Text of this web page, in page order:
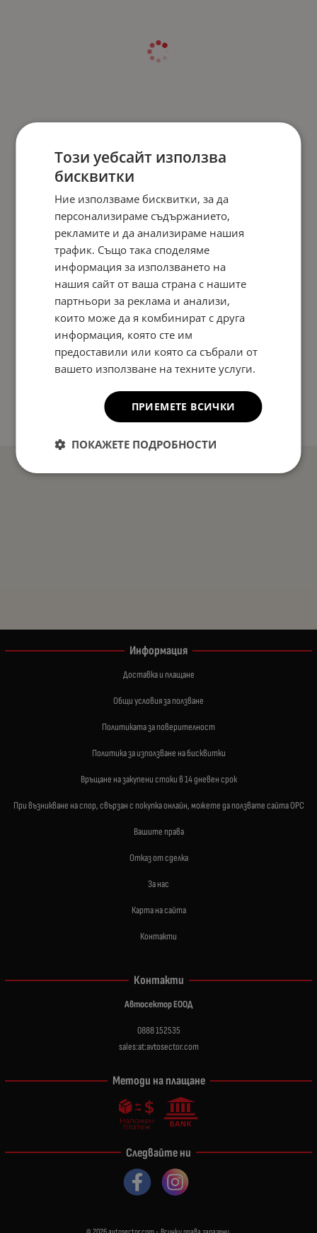
Информация
Доставка и плащане
Общи условия за ползване
Политиката за поверителност
Политика за използване на бисквитки
Връщане на закупени стоки в 14 дневен срок
При възникване на спор, свързан с покупка онлайн, можете да ползвате сайта ОРС
Вашите права
Отказ от сделка
За нас
Карта на сайта
Контакти
Контакти
Автосектор ЕООД
0888 152535
sales:at:avtosector.com
Методи на плащане
Следвайте ни
Този уебсайт използва
бисквитки
Ние използваме бисквитки, за да
персонализираме съдържанието,
рекламите и да анализираме нашия
трафик. Също така споделяме
информация за използването на
нашия сайт от ваша страна с нашите
партньори за реклама и анализи,
които може да я комбинират с друга
информация, която сте им
предоставили или която са събрали от
вашето използване на техните услуги.
ПРИЕМЕТЕ ВСИЧКИ
ПОКАЖЕТЕ ПОДРОБНОСТИ